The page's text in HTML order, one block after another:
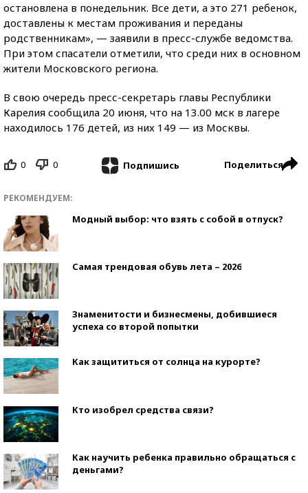
остановлена в понедельник. Все дети, а это 271 ребенок,
доставлены к местам проживания и переданы
родственникам», — заявили в пресс-службе ведомства.
При этом спасатели отметили, что среди них в основном
жители Московского региона.
В свою очередь пресс-секретарь главы Республики
Карелия сообщила 20 июня, что на 13.00 мск в лагере
находилось 176 детей, из них 149 — из Москвы.
0 0 Подпишись Поделиться
РЕКОМЕНДУЕМ:
Модный выбор: что взять с собой в отпуск?
Самая трендовая обувь лета – 2026
Знаменитости и бизнесмены, добившиеся
успеха со второй попытки
Как защититься от солнца на курорте?
Кто изобрел средства связи?
Как научить ребенка правильно обращаться с
деньгами?